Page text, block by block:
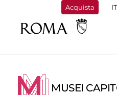
Acquista
MUSEI